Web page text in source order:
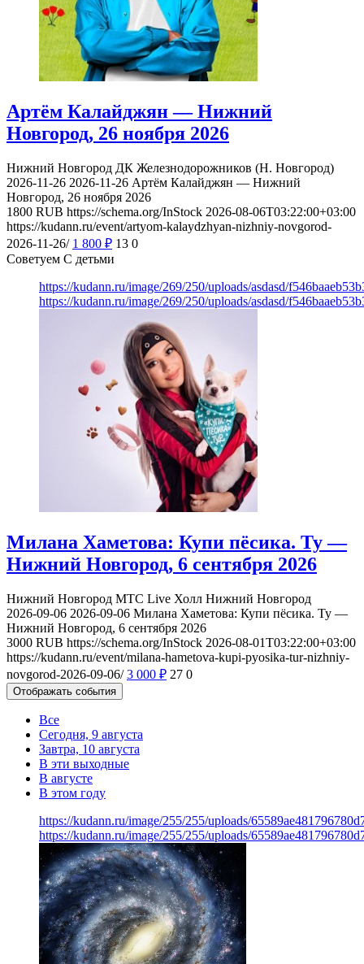
Артём Калайджян — Нижний
Новгород, 26 ноября 2026
Нижний Новгород ДК Железнодорожников (Н. Новгород)
2026-11-26 2026-11-26 Артём Калайджян — Нижний
Новгород, 26 ноября 2026
1800 RUB https://schema.org/InStock 2026-08-06T03:22:00+03:00
https://kudann.ru/event/artyom-kalaydzhyan-nizhniy-novgorod-
2026-11-26/ 1 800 ₽ 13 0
Советуем С детьми
https://kudann.ru/image/269/250/uploads/asdasd/
https://kudann.ru/image/269/250/uploads/asdasd/
Милана Хаметова: Купи пёсика. Ту —
Нижний Новгород, 6 сентября 2026
Нижний Новгород МТС Live Холл Нижний Новгород
2026-09-06 2026-09-06 Милана Хаметова: Купи пёсика. Ту —
Нижний Новгород, 6 сентября 2026
3000 RUB https://schema.org/InStock 2026-08-01T03:22:00+03:00
https://kudann.ru/event/milana-hametova-kupi-pyosika-tur-nizhniy-
novgorod-2026-09-06/ 3 000 ₽ 27 0
Отображать события
Все
Сегодня, 9 августа
Завтра, 10 августа
В эти выходные
В августе
В этом году
https://kudann.ru/image/255/255/uploads/
https://kudann.ru/image/255/255/uploads/